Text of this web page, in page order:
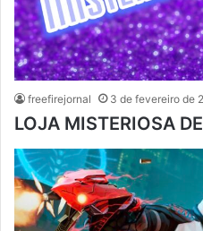
freefirejornal 3 de fevereiro de
LOJA MISTERIOSA